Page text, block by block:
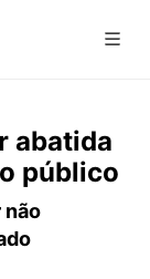
abatida
público
não